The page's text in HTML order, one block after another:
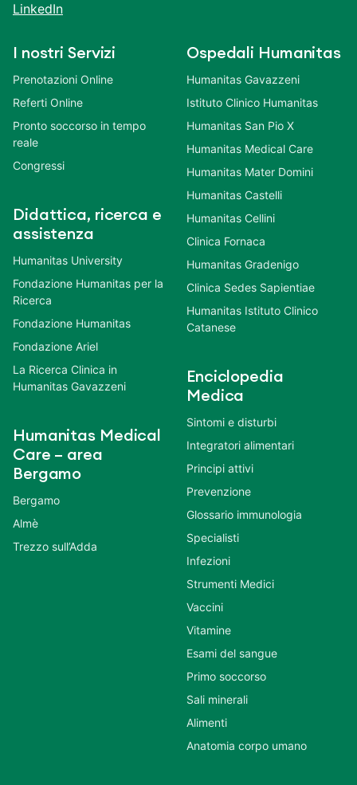
LinkedIn
I nostri Servizi
Prenotazioni Online
Referti Online
Pronto soccorso in tempo
reale
Congressi
Didattica, ricerca e
assistenza
Humanitas University
Fondazione Humanitas per la
Ricerca
Fondazione Humanitas
Fondazione Ariel
La Ricerca Clinica in
Humanitas Gavazzeni
Humanitas Medical
Care – area
Bergamo
Bergamo
Almè
Trezzo sull’Adda
Ospedali Humanitas
Humanitas Gavazzeni
Istituto Clinico Humanitas
Humanitas San Pio X
Humanitas Medical Care
Humanitas Mater Domini
Humanitas Castelli
Humanitas Cellini
Clinica Fornaca
Humanitas Gradenigo
Clinica Sedes Sapientiae
Humanitas Istituto Clinico
Catanese
Enciclopedia
Medica
Sintomi e disturbi
Integratori alimentari
Principi attivi
Prevenzione
Glossario immunologia
Specialisti
Infezioni
Strumenti Medici
Vaccini
Vitamine
Esami del sangue
Primo soccorso
Sali minerali
Alimenti
Anatomia corpo umano